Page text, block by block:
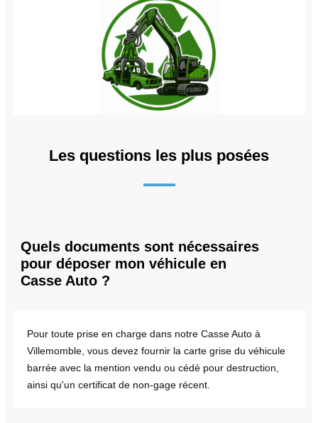
Les questions les plus posées
Quels documents sont nécessaires
pour déposer mon véhicule en
Casse Auto ?
Pour toute prise en charge dans notre Casse Auto à
Villemomble, vous devez fournir la carte grise du véhicule
barrée avec la mention vendu ou cédé pour destruction,
ainsi qu'un certificat de non-gage récent.